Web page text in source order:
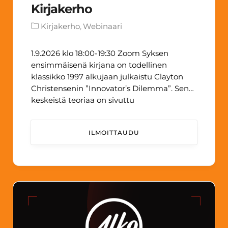
Kirjakerho
Kirjakerho Webinaari
1.9.2026 klo 18:00-19:30 Zoom Syksen
ensimmäisenä kirjana on todellinen
klassikko 1997 alkujaan julkaistu Clayton
Christensenin ”Innovator’s Dilemma”. Sen
keskeistä teoriaa on sivuttu
vaihtaa näkemyksiä vuosikymmenien
kirjoihin. Kirjakerhoa fasilitoi Nora
ILMOITTAUDU